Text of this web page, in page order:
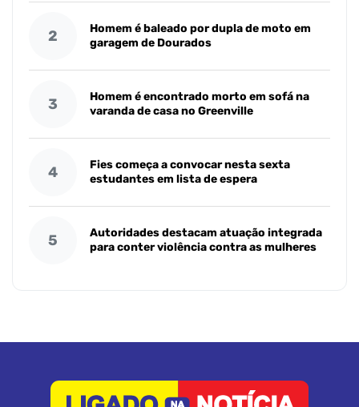
2
Homem é baleado por dupla de moto em
garagem de Dourados
3
Homem é encontrado morto em sofá na
varanda de casa no Greenville
4
Fies começa a convocar nesta sexta
estudantes em lista de espera
5
Autoridades destacam atuação integrada
para conter violência contra as mulheres